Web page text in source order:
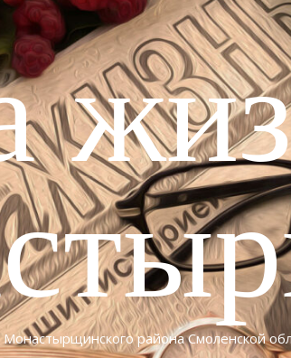
Монастырщинского района Смоленской